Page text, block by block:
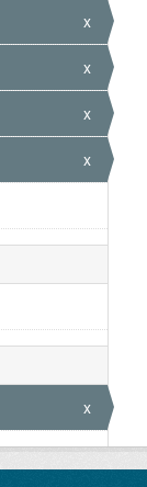
x
x
x
x
x